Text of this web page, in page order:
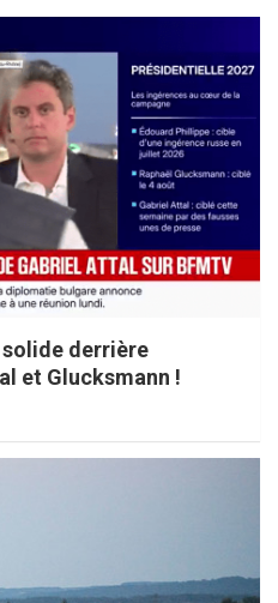
solide derrière
et Glucksmann !